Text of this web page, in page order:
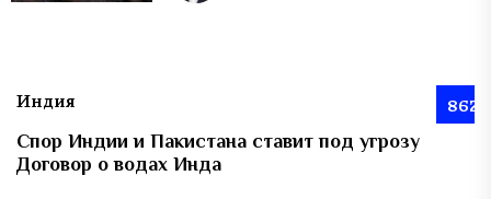
Индия 862
Спор Индии и Пакистана ставит под угрозу
Договор о водах Инда